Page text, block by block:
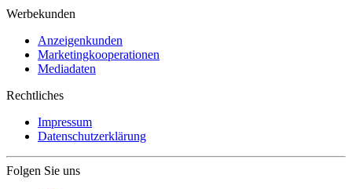
Werbekunden
Anzeigenkunden
Marketingkooperationen
Mediadaten
Rechtliches
Impressum
Datenschutzerklärung
Folgen Sie uns